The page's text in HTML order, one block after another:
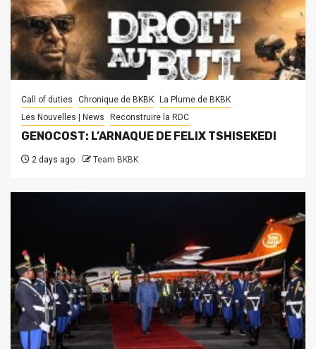
Call of duties Chronique de BKBK
La Plume de BKBK
Les Nouvelles | News
Reconstruire la RDC
GENOCOST: L’ARNAQUE DE FELIX TSHISEKEDI
2 days ago Team BKBK